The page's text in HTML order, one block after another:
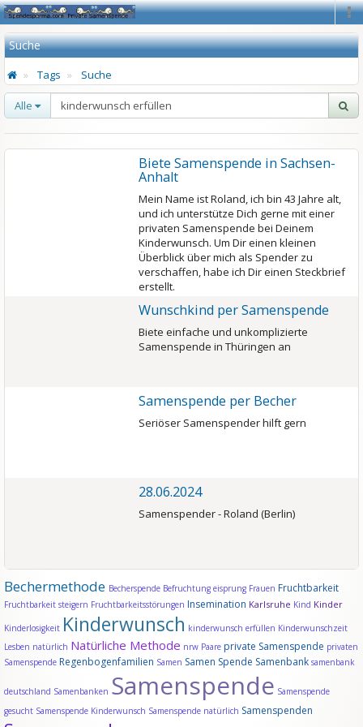
Suche
Tags Suche
Alle
Biete Samenspende in Sachsen-
Anhalt
Mein Name ist Roland, ich bin 43 Jahre alt,
und ich unterstütze Dich gerne mit einer
privaten Samenspende bei Deinem
Kinderwunsch. Um Dir einen kleinen
Überblick über mich als Spender zu
verschaffen, habe ich Dir einen Steckbrief
erstellt.
Wunschkind per Samenspende
Biete einfache und unkomplizierte
Samenspende in Thüringen an
Samenspende per Becher
Seriöser Samenspender hilft gern
28.06.2024
Samenspender - Roland (Berlin)
Bechermethode Becherspende Befruchtung eisprung Frauen Fruchtbarkeit
Fruchtbarkeit steigern Fruchtbarkeitsstörungen Insemination Karlsruhe Kind Kinder
Kinderlosigkeit Kinderwunsch kinderwunsch erfüllen Kinderwunschzeit
Lesben natürlich Natürliche Methode nrw Paare private Samenspende privaten
Samenspende Regenbogenfamilien Samen Samen Spende Samenbank samenbank
deutschland Samenbanken Samenspende Samenspende
gesucht Samenspende Kinderwunsch Samenspende natürlich Samenspenden